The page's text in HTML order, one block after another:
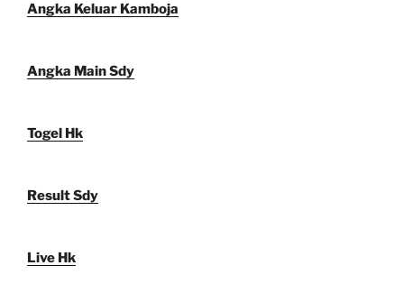
Angka Keluar Kamboja
Angka Main Sdy
Togel Hk
Result Sdy
Live Hk